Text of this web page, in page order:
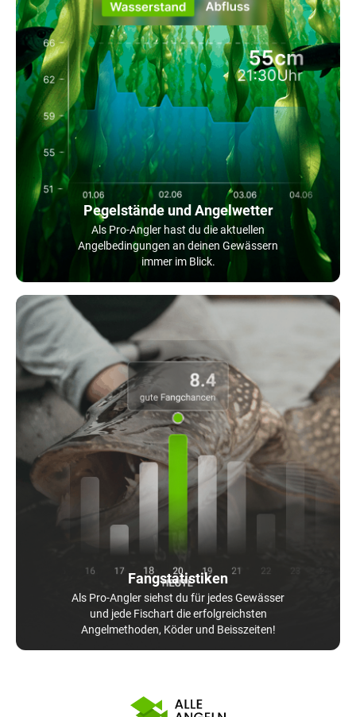
Pegelstände und Angelwetter
Als Pro-Angler hast du die aktuellen
Angelbedingungen an deinen Gewässern
immer im Blick.
Fangstatistiken
Als Pro-Angler siehst du für jedes Gewässer
und jede Fischart die erfolgreichsten
Angelmethoden, Köder und Beisszeiten!